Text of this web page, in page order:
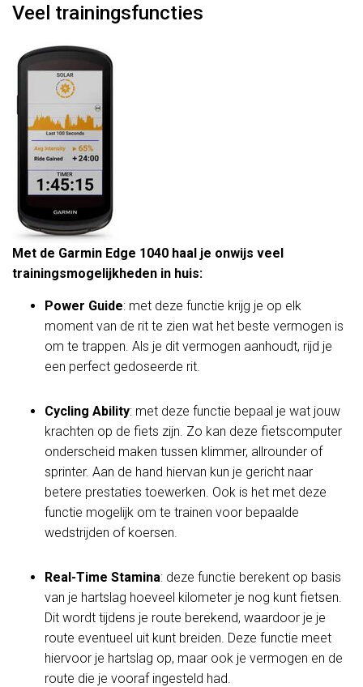
Veel trainingsfuncties
Met de Garmin Edge 1040 haal je onwijs veel
trainingsmogelijkheden in huis:
Power Guide: met deze functie krijg je op elk
moment van de rit te zien wat het beste vermogen is
om te trappen. Als je dit vermogen aanhoudt, rijd je
een perfect gedoseerde rit.
Cycling Ability: met deze functie bepaal je wat jouw
krachten op de fiets zijn. Zo kan deze fietscomputer
onderscheid maken tussen klimmer, allrounder of
sprinter. Aan de hand hiervan kun je gericht naar
betere prestaties toewerken. Ook is het met deze
functie mogelijk om te trainen voor bepaalde
wedstrijden of koersen.
Real-Time Stamina: deze functie berekent op basis
van je hartslag hoeveel kilometer je nog kunt fietsen.
Dit wordt tijdens je route berekend, waardoor je je
route eventueel uit kunt breiden. Deze functie meet
hiervoor je hartslag op, maar ook je vermogen en de
route die je vooraf ingesteld had.